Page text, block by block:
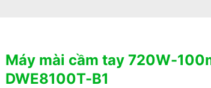
Máy mài cầm tay 720W-
DWE8100T-B1